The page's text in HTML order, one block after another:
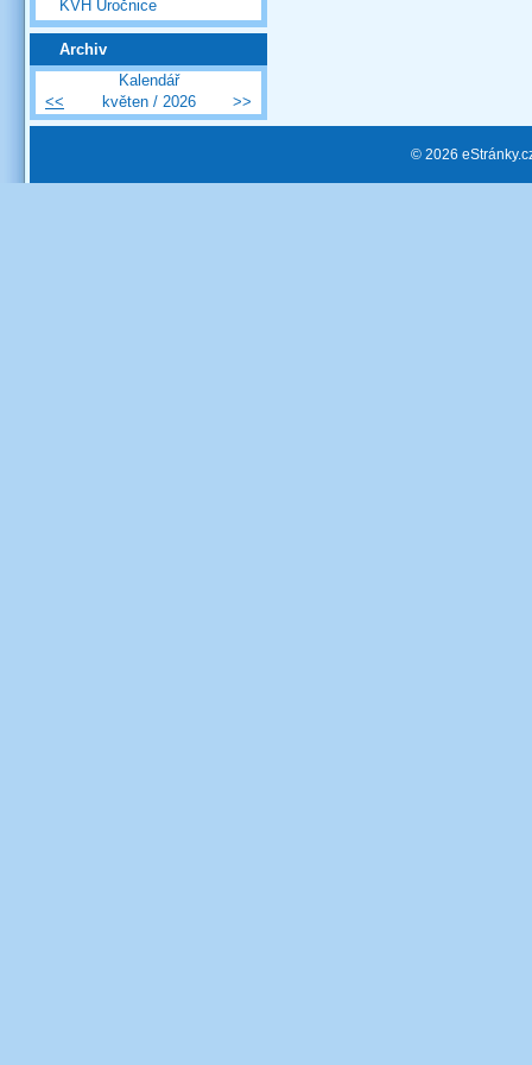
KVH Úročnice
Archiv
Kalendář
<<
květen / 2026 >>
© 2026